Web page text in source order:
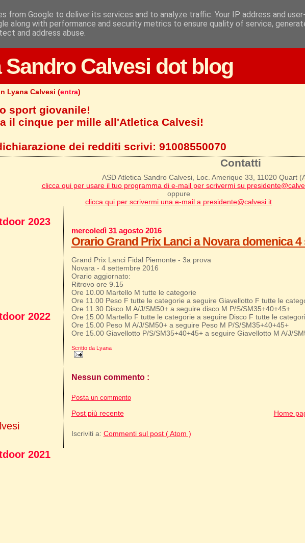
Sandro Calvesi dot blog
Lyana Calvesi (entra)
sport giovanile!
il cinque per mille all'Atletica Calvesi!
dei redditi scrivi:91008550070
Contatti
ASD Atletica Sandro Calvesi, Loc. Amerique 33, 11020 Quart
clicca qui per usare il tuo programma di e-mail per scrivermi su
oppure
clicca qui per scrivermi una e-mail a presidente@calvesi.it
mercoledì 31 agosto 2016
Orario Grand Prix Lanci a Novara domenica
Grand Prix Lanci Fidal Piemonte - 3a prova
Novara - 4 settembre 2016
Orario aggiornato:
Ritrovo ore 9.15
Ore 10.00 Martello M tutte le categorie
Ore 11.00 Peso F tutte le categorie a seguire Giavellotto F tutte le
Ore 11.30 Disco M A/J/SM50+ a seguire disco M P/S/SM35+40+45+
Ore 15.00 Martello F tutte le categorie a seguire Disco F tutte le
Ore 15.00 Peso M A/J/SM50+ a seguire Peso M P/S/SM35+40+45+
Ore 15.00 Giavellotto P/S/SM35+40+45+ a seguire Giavellotto M A/J/
Scritto da Lyana
Nessun commento :
Posta un commento
Post più recente Home
Iscriviti a: Commenti sul post ( Atom )
2023
2022
2021
from Google to deliver its services and to analyze traffic. Your IP address and
along with performance and security metrics to ensure quality of service,
and address abuse.